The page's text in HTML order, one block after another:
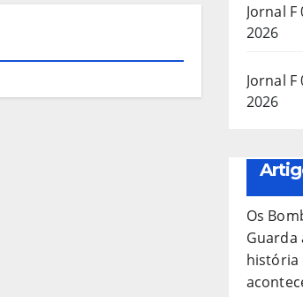
Jornal
2026
Jornal
2026
Os
Guarda
história